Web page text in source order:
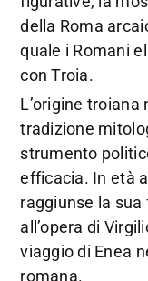
della Roma
quale i Romani
con Troia.
L’origine
tradizione
strumento
efficacia. In età
raggiunse la
all’opera di
viaggio di Enea
romana.